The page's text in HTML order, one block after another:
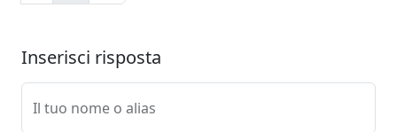
Inserisci risposta
Il tuo nome o alias